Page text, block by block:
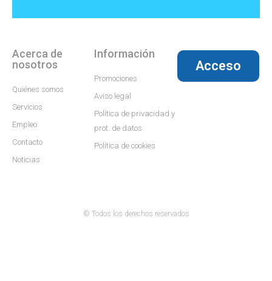
Acerca de
nosotros
Quiénes somos
Servicios
Empleo
Contacto
Noticias
Información
Promociones
Aviso legal
Política de privacidad y
prot. de datos
Política de cookies
Acceso
© Todos los derechos reservados